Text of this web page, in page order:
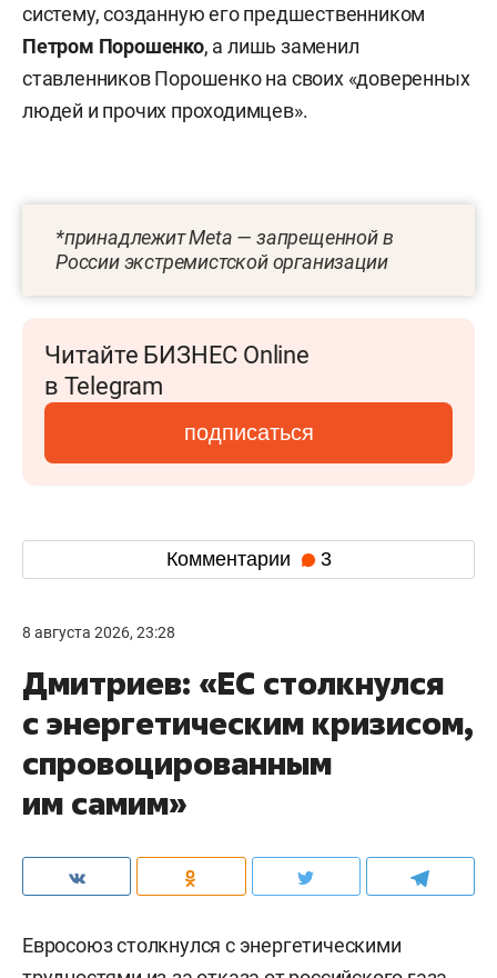
систему, созданную его предшественником
Петром Порошенко, а лишь заменил
ставленников Порошенко на своих «доверенных
людей и прочих проходимцев».
*принадлежит Meta — запрещенной в
России экстремистской организации
Читайте БИЗНЕС Online
в Telegram
подписаться
Комментарии 3
8 августа 2026, 23:28
Дмитриев: «ЕС столкнулся
с энергетическим кризисом,
спровоцированным
им самим»
Евросоюз столкнулся с энергетическими